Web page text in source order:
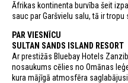
Āfrikas kontinenta burvība šeit
sauc par Garšvielu salu, tā ir
PAR VIESNĪCU
SULTAN SANDS ISLAND RESORT
Ar prestižās Bluebay Hotels
nosaukums cēlies no Omānas
kura mājīgā atmosfēra